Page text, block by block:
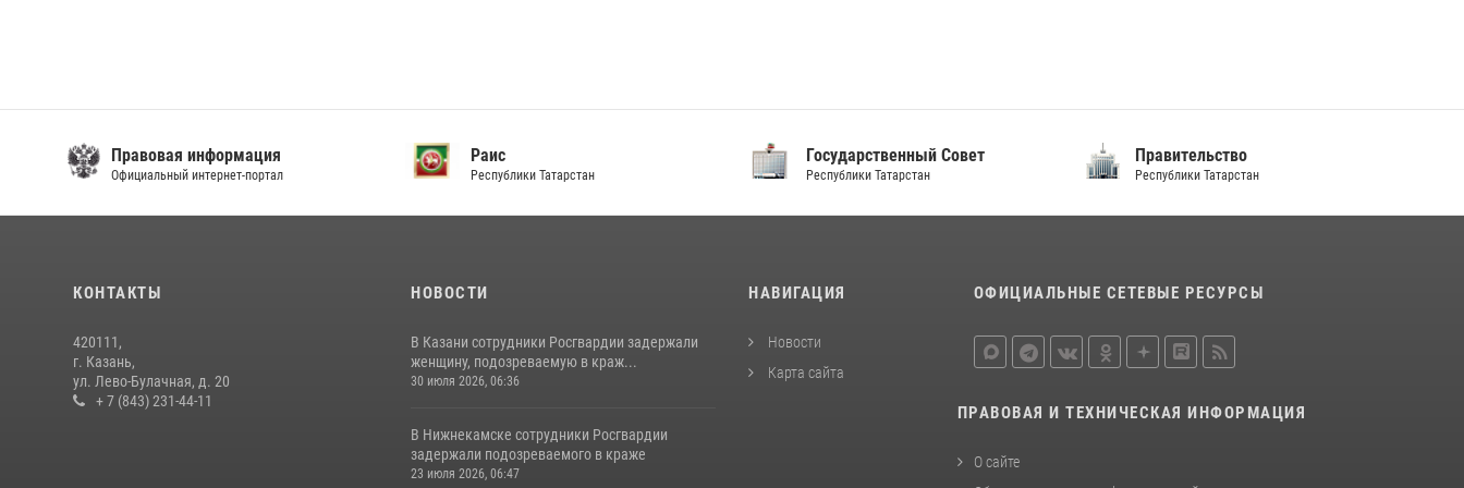
Правовая информация
Официальный интернет-портал
Раис
Республики Татарстан
Государственный Совет
Республики Татарстан
Правительство
Республики Татарстан
КОНТАКТЫ
420111,
г. Казань,
ул. Лево-Булачная, д. 20
+ 7 (843) 231-44-11
НОВОСТИ
В Казани сотрудники Росгвардии задержали
женщину, подозреваемую в краж...
30 июля 2026, 06:36
В Нижнекамске сотрудники Росгвардии
задержали подозреваемого в краже
23 июля 2026, 06:47
НАВИГАЦИЯ
Новости
Карта сайта
ОФИЦИАЛЬНЫЕ СЕТЕВЫЕ РЕСУРСЫ
ПРАВОВАЯ И ТЕХНИЧЕСКАЯ ИНФОРМАЦИЯ
О сайте